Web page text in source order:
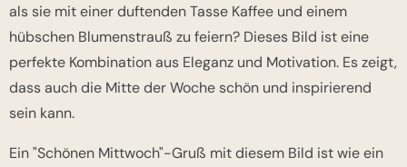
als sie mit einer duftenden Tasse Kaffee und einem
hübschen Blumenstrauß zu feiern? Dieses Bild ist eine
perfekte Kombination aus Eleganz und Motivation. Es zeigt,
dass auch die Mitte der Woche schön und inspirierend
sein kann.
Ein "Schönen Mittwoch"-Gruß mit diesem Bild ist wie ein